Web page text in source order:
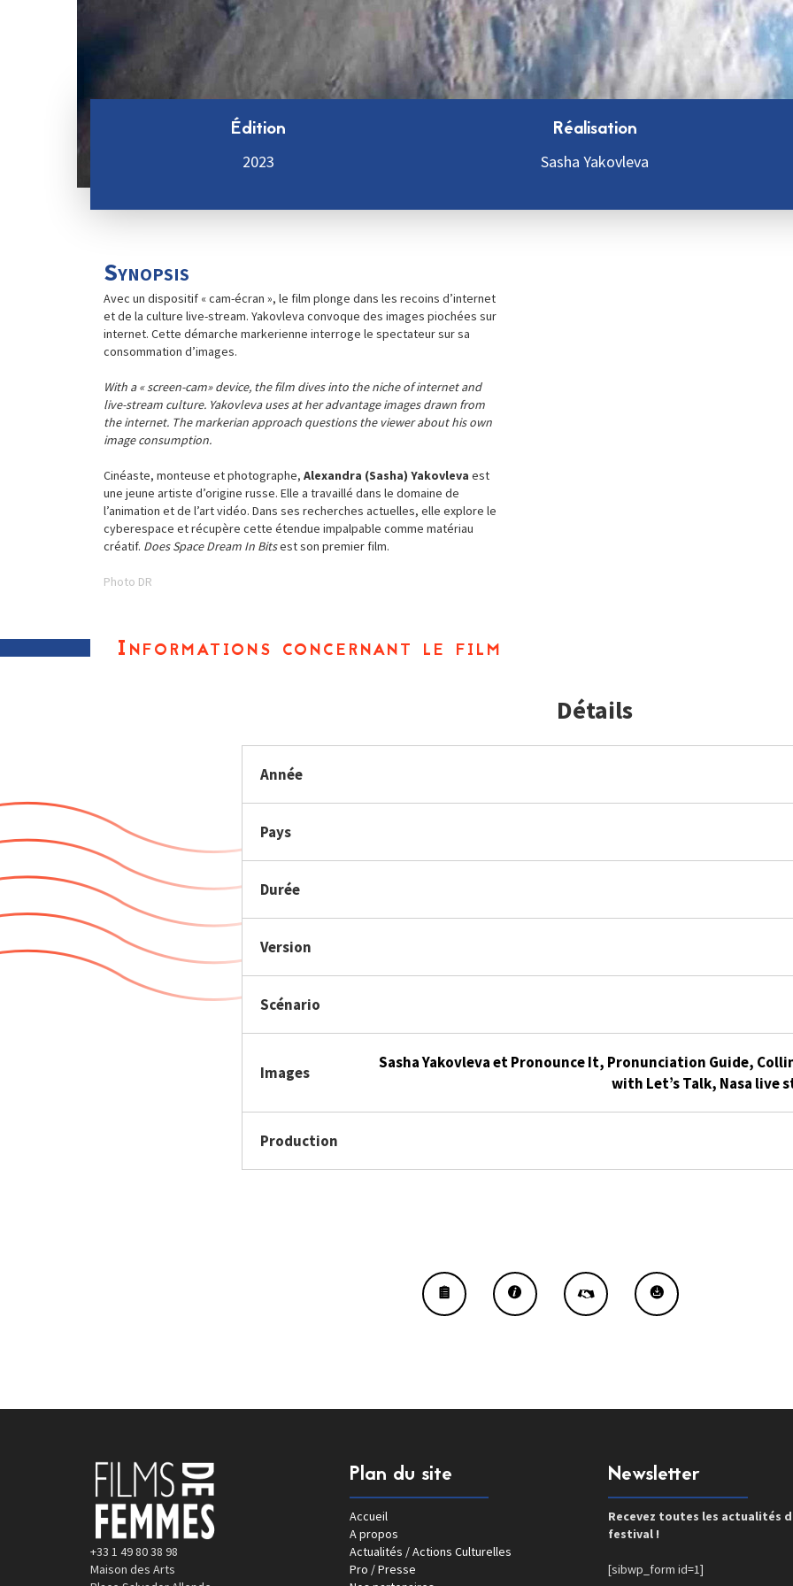
Édition
2023
Réalisation
Sasha Yakovleva
Synopsis
Avec un dispositif « cam-écran », le film plonge dans les recoins d’internet
et de la culture live-stream. Yakovleva convoque des images piochées sur
internet. Cette démarche markerienne interroge le spectateur sur sa
consommation d’images.
With a « screen-cam» device, the film dives into the niche of internet and
live-stream culture. Yakovleva uses at her advantage images drawn from
the internet. The markerian approach questions the viewer about his own
image consumption.
Cinéaste, monteuse et photographe, Alexandra (Sasha) Yakovleva est
une jeune artiste d’origine russe. Elle a travaillé dans le domaine de
l’animation et de l’art vidéo. Dans ses recherches actuelles, elle explore le
cyberespace et récupère cette étendue impalpable comme matériau
créatif. Does Space Dream In Bitsest son premier film.
Photo DR
Informations concernant le film
Détails
Année
Pays
Durée
Version
Scénario
Images
Sasha Yakovleva et Pronounce It, Pronunciation Guide,
with Let’s Talk, Nasa live
Production
+33 1 49 80 38 98
Maison des Arts
Plan du site
Accueil
A propos
Actualités / Actions Culturelles
Pro / Presse
Newsletter
Recevez toutes les actualités
festival !
[sibwp_form id=1]